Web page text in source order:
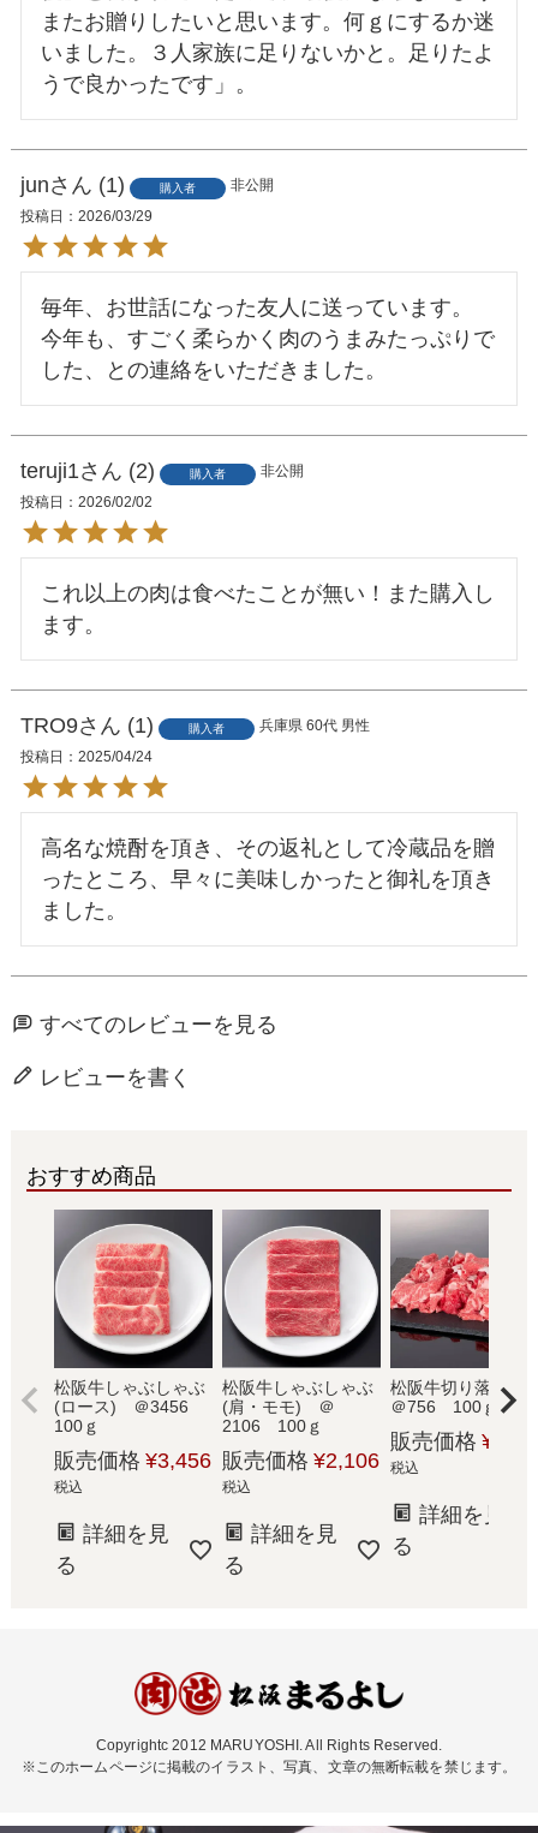
またお贈りしたいと思います。何ｇにするか迷
いました。３人家族に足りないかと。足りたよ
うで良かったです」。
jun 1 購入者
非公開
投稿日
2026/03/29
毎年、お世話になった友人に送っています。
今年も、すごく柔らかく肉のうまみたっぷりで
した、との連絡をいただきました。
teruji1 2 購入者
非公開
投稿日
2026/02/02
これ以上の肉は食べたことが無い！また購入し
ます。
TRO9 1 購入者 兵庫県 60代 男性
投稿日
2025/04/24
高名な焼酎を頂き、その返礼として冷蔵品を贈
ったところ、早々に美味しかったと御礼を頂き
すべてのレビューを見る
レビューを書く
おすすめ商品
松阪牛しゃぶしゃぶ
(ロース) ＠3456
100ｇ
販売価格 ¥3,456
税込
詳細を見
る
松阪牛しゃぶしゃぶ
(肩・モモ) ＠
2106 100ｇ
販売価格 ¥2,106
税込
詳細を見
る
松阪牛切り落と
＠756 100ｇ
販売価格 ¥
税込
詳細を見
る
Copyrightc 2012 MARUYOSHI. All Rights Reserved.
※このホームページに掲載のイラスト、写真、文章の無断転載を禁じます。